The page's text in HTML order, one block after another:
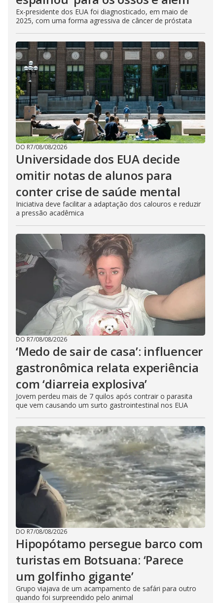
Ex-presidente dos EUA foi diagnosticado, em maio de
2025, com uma forma agressiva de câncer de próstata
DO R7/08/08/2026
Universidade dos EUA decide
omitir notas de alunos para
conter crise de saúde mental
Iniciativa deve facilitar a adaptação dos calouros e reduzir
a pressão acadêmica
DO R7/08/08/2026
‘Medo de sair de casa’: influencer
gastronômica relata experiência
com ‘diarreia explosiva’
Jovem perdeu mais de 7 quilos após contrair o parasita
que vem causando um surto gastrointestinal nos EUA
DO R7/08/08/2026
Hipopótamo persegue barco com
turistas em Botsuana: ‘Parece
um golfinho gigante’
Grupo viajava de um acampamento de safári para outro
quando foi surpreendido pelo animal